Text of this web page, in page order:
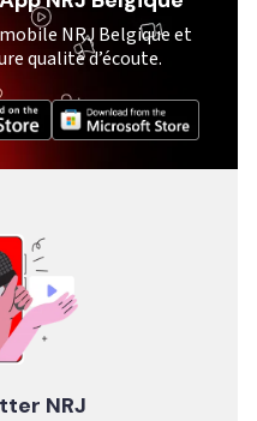
NRJ Belgique et
qualité d’écoute.
NRJ